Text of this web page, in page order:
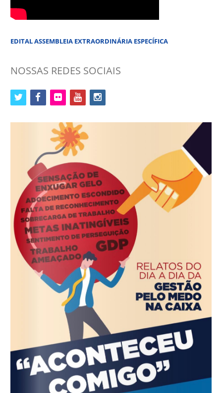
EDITAL ASSEMBLEIA EXTRAORDINÁRIA ESPECÍFICA
NOSSAS REDES SOCIAIS
twitter facebookflickr youtubeinstagram